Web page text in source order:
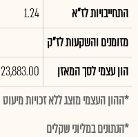
התחייבויות לז"א
1.24
מזומנים והשקעות לז"ק
הון עצמי לסך המאזן
23,883.00
*ההון העצמי מוצג ללא זכויות מיעוט
*הנתונים במליוני שקלים